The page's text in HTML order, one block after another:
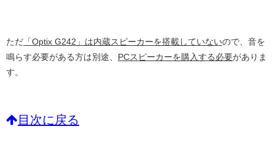
ただ 「Optix G242」は内蔵スピーカーを搭載していないので、音を
鳴らす必要がある方は別途、
PCスピーカーを購入する必要がありま
す。
目次に戻る